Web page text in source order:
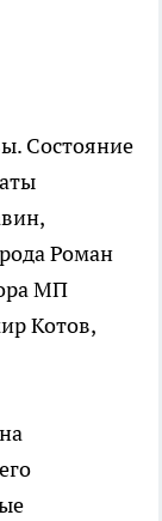
Состояние
Роман
МП
Котов,